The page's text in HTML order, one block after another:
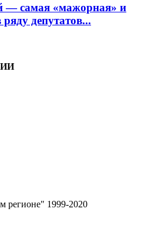
— самая «мажорная» и
депутатов...
регионе" 1999-2020